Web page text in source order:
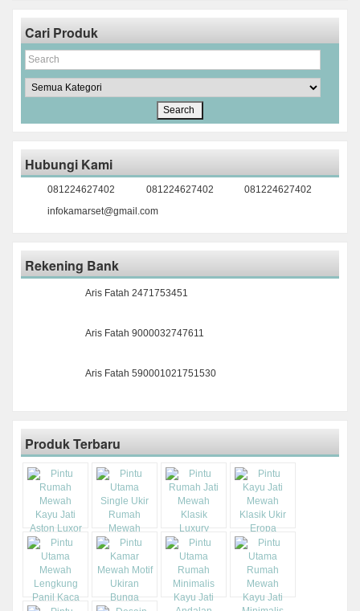
Cari Produk
Hubungi Kami
081224627402 081224627402
081224627402
infokamarset@gmail.com
Rekening Bank
Aris Fatah 2471753451
Aris Fatah 9000032747611
Aris Fatah 590001021751530
Produk Terbaru